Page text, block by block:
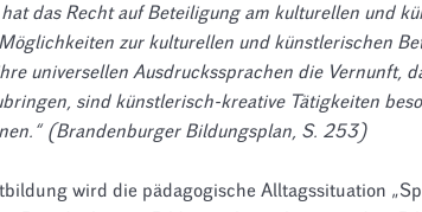
das Recht auf Beteiligung am kulturellen und
zur kulturellen und künstlerischen
universellen Ausdruckssprachen die Vernunft,
sind künstlerisch-kreative Tätigkeiten
(Brandenburger Bildungsplan, S. 253)
wird die pädagogische Alltagssituation